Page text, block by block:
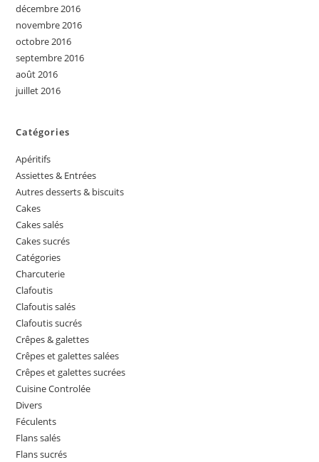
décembre 2016
novembre 2016
octobre 2016
septembre 2016
août 2016
juillet 2016
Catégories
Apéritifs
Assiettes & Entrées
Autres desserts & biscuits
Cakes
Cakes salés
Cakes sucrés
Catégories
Charcuterie
Clafoutis
Clafoutis salés
Clafoutis sucrés
Crêpes & galettes
Crêpes et galettes salées
Crêpes et galettes sucrées
Cuisine Controlée
Divers
Féculents
Flans salés
Flans sucrés